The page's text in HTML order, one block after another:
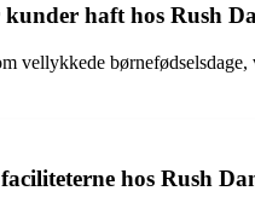
haft hos Rush
vellykkede
hos Rush